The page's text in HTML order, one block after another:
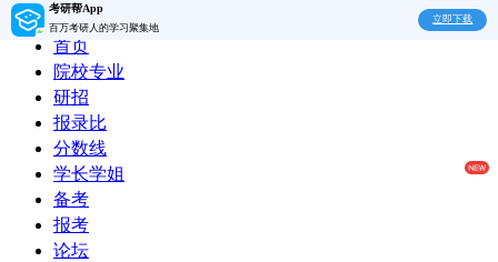
考研帮App
百万考研人的学习聚集地
立即下载
首页
院校专业
研招
报录比
分数线
学长学姐
备考
报考
论坛